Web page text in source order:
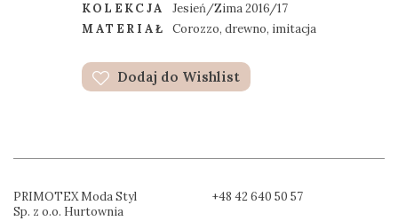
KOLEKCJA
Jesień/Zima 2016/17
MATERIAŁ
Corozzo, drewno, imitacja
Dodaj do Wishlist
PRIMOTEX Moda Styl
Sp. z o.o. Hurtownia
+48 42 640 50 57